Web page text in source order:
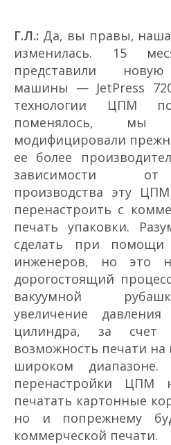
Г.Л.: Да, вы правы, наша
изменилась. 15
представили
машины — JetPress
технологии ЦПМ
поменялось, мы
модифицировали
ее более
зависимости от
производства эту
перенастроить с
печать упаковки.
сделать при помощи
инженеров, но это
дорогостоящий
вакуумной
увеличение давления
цилиндра, за счет
возможность печати на
широком
перенастройки ЦПМ
печатать картонные
но и по­прежнему
коммерческой печати.